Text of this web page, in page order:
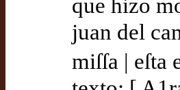
que hizo
juan del
miſſa |